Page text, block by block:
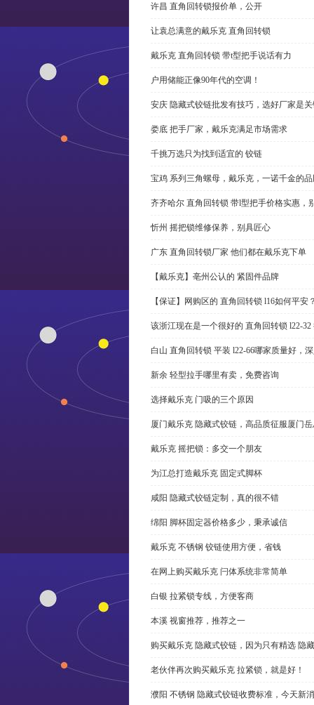
许昌 直角回转锁报价单，公开
让袁总满意的戴乐克 直角回转锁
戴乐克 直角回转锁 带t型把手说话有力
户用储能正像90年代的空调！
安庆 隐藏式铰链批发有技巧，选好厂家是
娄底 把手厂家，戴乐克满足市场需求
千挑万选只为找到适宜的 铰链
宝鸡 系列三角螺母，戴乐克，一诺千金的
齐齐哈尔 直角回转锁 带l型把手价格实惠，
忻州 摇把锁维修保养，别具匠心
广东 直角回转锁厂家 他们都在戴乐克下单
【戴乐克】亳州公认的 紧固件品牌
【保证】网购区的 直角回转锁 l16如何平安
该浙江现在是一个很好的 直角回转锁 l22-
白山 直角回转锁 平装 l22-66哪家质量好，
新余 轻型拉手哪里有卖，免费咨询
选择戴乐克 门吸的三个原因
厦门戴乐克 隐藏式铰链，高品质征服厦门
戴乐克 摇把锁：多交一个朋友
为江总打造戴乐克 固定式脚杯
咸阳 隐藏式铰链定制，真的很不错
绵阳 脚杯固定器价格多少，秉承诚信
戴乐克 不锈钢 铰链使用方便，省钱
在网上购买戴乐克 闩体系统非常简单
白银 拉紧锁专线，方便客商
本溪 视窗推荐，推荐之一
购买戴乐克 隐藏式铰链，因为只有精选 隐
老伙伴再次购买戴乐克 拉紧锁，就是好！
濮阳 不锈钢 隐藏式铰链收费标准，今天新